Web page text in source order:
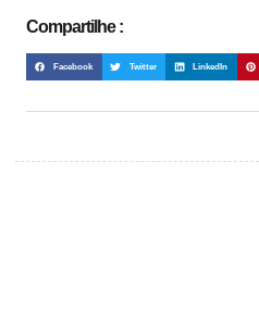
Compartilhe :
Facebook Twitter LinkedIn